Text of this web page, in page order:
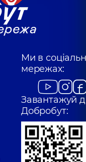
Ми в
мережах:
Завантажуй
Добробут: